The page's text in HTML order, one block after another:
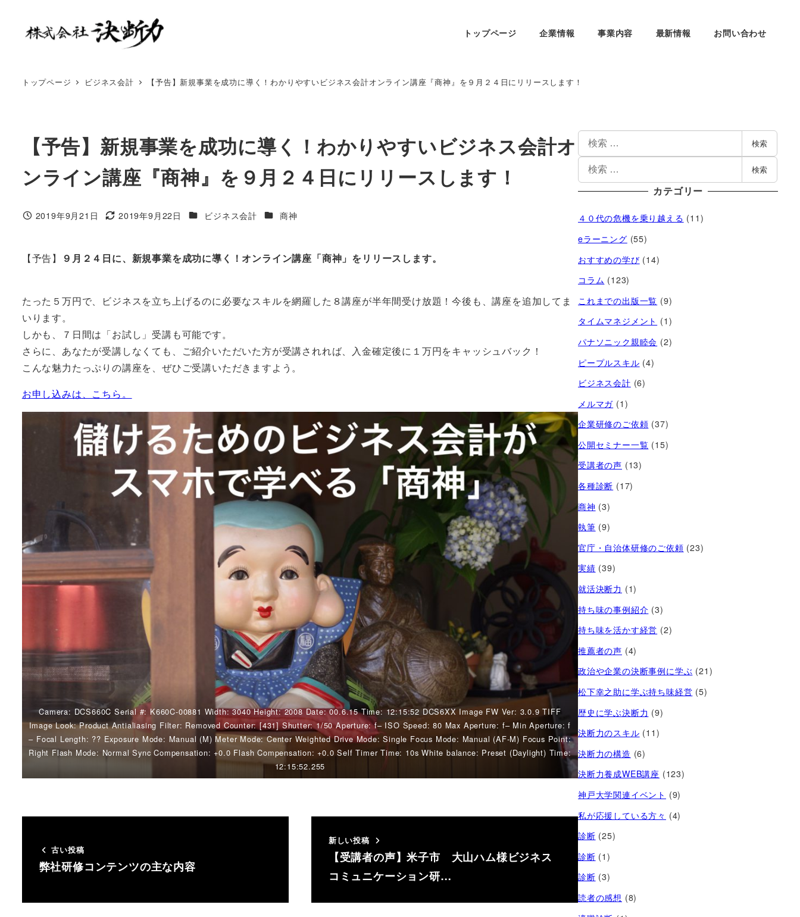
トップページ 企業情報 事業内容 最新情報 お問い合わせ
トップページ ビジネス会計 【予告】新規事業を成功に導く！わかりやすいビジネス会計オンライン講座『商神』を９月２４日にリリースします！
【予告】新規事業を成功に導く！わかりやすいビジネス会計オ
ンライン講座『商神』を９月２４日にリリースします！
2019年9月21日 2019年9月22日 ビジネス会計 商神
【予告】 ９月２４日に、新規事業を成功に導く！オンライン講座「商神」をリリースします。
たった５万円で、ビジネスを立ち上げるのに必要なスキルを網羅した８講座が半年間受け放題！今後も、講座を追加してま
いります。
しかも、７日間は「お試し」受講も可能です。
さらに、あなたが受講しなくても、ご紹介いただいた方が受講されれば、入金確定後に１万円をキャッシュバック！
こんな魅力たっぷりの講座を、ぜひご受講いただきますよう。
お申し込みは、こちら。
Camera: DCS660C Serial #: K660C-00881 Width: 3040 Height: 2008 Date: 00.6.15 Time: 12:15:52 DCS6XX Image FW Ver: 3.0.9 TIFF
Image Look: Product Antialiasing Filter: Removed Counter: [431] Shutter: 1/50 Aperture: f– ISO Speed: 80 Max Aperture: f– Min Aperture: f
– Focal Length: ?? Exposure Mode: Manual (M) Meter Mode: Center Weighted Drive Mode: Single Focus Mode: Manual (AF-M) Focus Point:
Right Flash Mode: Normal Sync Compensation: +0.0 Flash Compensation: +0.0 Self Timer Time: 10s White balance: Preset (Daylight) Time:
12:15:52.255
古い投稿
弊社研修コンテンツの主な内容
新しい投稿
【受講者の声】米子市 大山ハム様ビジネス
コミュニケーション研…
検索
検索
カテゴリー
４０代の危機を乗り越える (11)
eラーニング (55)
おすすめの学び (14)
コラム (123)
これまでの出版一覧 (9)
タイムマネジメント (1)
パナソニック親睦会 (2)
ピープルスキル (4)
ビジネス会計 (6)
メルマガ (1)
企業研修のご依頼 (37)
公開セミナー一覧 (15)
受講者の声 (13)
各種診断 (17)
商神 (3)
執筆 (9)
官庁・自治体研修のご依頼 (23)
実績 (39)
就活決断力 (1)
持ち味の事例紹介 (3)
持ち味を活かす経営​ (2)
推薦者の声 (4)
政治や企業の決断事例に学ぶ (21)
松下幸之助に学ぶ持ち味経営 (5)
歴史に学ぶ決断力 (9)
決断力のスキル (11)
決断力の構造 (6)
決断力養成WEB講座 (123)
神戸大学関連イベント (9)
私が応援している方々 (4)
診断 (25)
診断 (1)
診断 (3)
読者の感想 (8)